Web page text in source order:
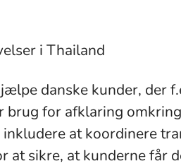
i Thailand
danske kunder, der
for afklaring
at koordinere
at sikre, at kunderne får